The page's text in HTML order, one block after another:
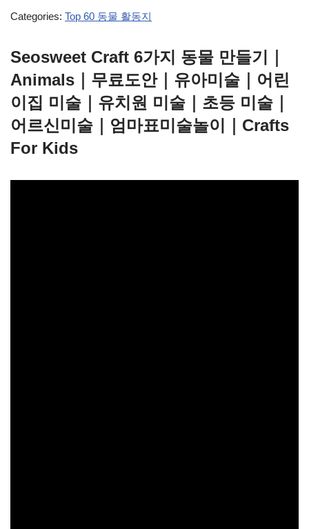
Categories: Top 60 동물 활동지
Seosweet Craft 6가지 동물 만들기｜
Animals｜무료도안｜유아미술｜어린
이집 미술｜유치원 미술｜초등 미술｜
어르신미술｜엄마표미술놀이｜Crafts
For Kids